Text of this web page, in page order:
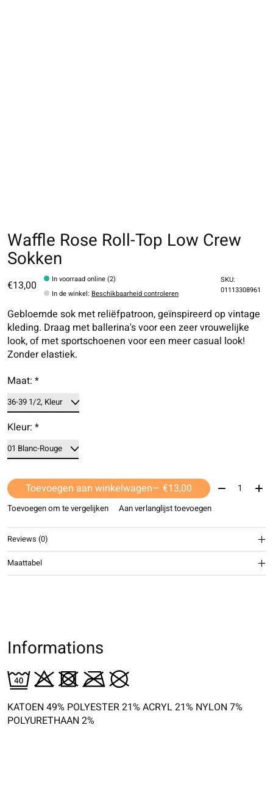
Waffle Rose Roll-Top Low Crew
Sokken
€13,00
In voorraad online (2)
In de winkel: Beschikbaarheid controleren
SKU:
01113308961
Gebloemde sok met reliëfpatroon, geïnspireerd op vintage
kleding. Draag met ballerina's voor een zeer vrouwelijke
look, of met sportschoenen voor een meer casual look!
Zonder elastiek.
Maat: *
Kleur: *
Toevoegen aan winkelwagen — €13,00 Aantal:
Toevoegen om te vergelijken Aan verlanglijst toevoegen
Reviews (0)
Maattabel
Informations
KATOEN 49% POLYESTER 21% ACRYL 21% NYLON 7%
POLYURETHAAN 2%